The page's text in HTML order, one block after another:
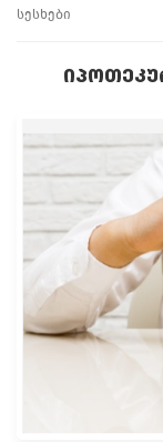
სესხები